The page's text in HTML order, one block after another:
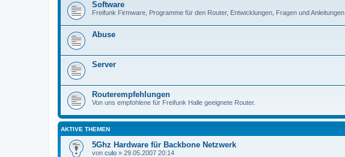
Software
Freifunk Firmware, Programme für den Router, Entwicklungen, Fragen und Anleitungen
Abuse
Server
Routerempfehlungen
Von uns empfohlene für Freifunk Halle geeignete Router.
AKTIVE THEMEN
5Ghz Hardware für Backbone Netzwerk
von culo » 29.05.2007 20:14